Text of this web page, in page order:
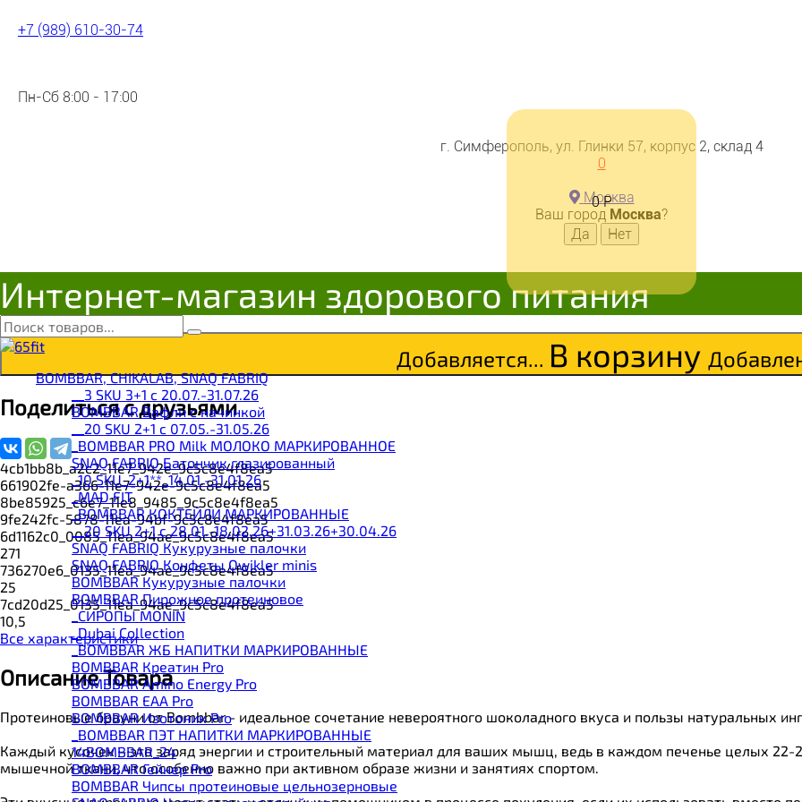
+7 (989) 610-30-74
Пн-Сб 8:00 - 17:00
г. Симферополь, ул. Глинки 57, корпус 2, склад 4
0
0Р
Москва
Ваш город Москва?
Интернет-магазин здорового питания
BOMBBAR, CHIKALAB, SNAQ FABRIQ
__3 SKU 3+1 с 20.07.-31.07.26
BOMBBAR Вафли с начинкой
__20 SKU 2+1 с 07.05.-31.05.26
_BOMBBAR PRO Milk МОЛОКО МАРКИРОВАННОЕ
SNAQ FABRIQ Батончик глазированный
_10 SKU_2+1**_14.01.-31.01.26
_MAD FIT
_BOMBBAR КОКТЕЙЛИ МАРКИРОВАННЫЕ
__20 SKU 2+1 с 28.01.-18.02.26+31.03.26+30.04.26
SNAQ FABRIQ Кукурузные палочки
SNAQ FABRIQ Конфеты Qwikler minis
BOMBBAR Кукурузные палочки
BOMBBAR Пирожное протеиновое
_CИРОПЫ MONIN
_Dubai Collection
_BOMBBAR ЖБ НАПИТКИ МАРКИРОВАННЫЕ
BOMBBAR Креатин Pro
BOMBBAR Amino Energy Pro
BOMBBAR EAA Pro
BOMBBAR Изотоник Pro
_BOMBBAR ПЭТ НАПИТКИ МАРКИРОВАННЫЕ
14BOMBBAR_24
BOMBBAR Гейнер Pro
BOMBBAR Чипсы протеиновые цельнозерновые
АКЦИЯ 2+1**BOMBBAR Печенье глазированное "Брауни с
Цена:
0,01Р
Под заказ
Добавляется... В корзину
Поделиться с друзьями
4cb1bb8b_a2c2_11e7_942e_9c5c8e4f8ea5
661902fe-a366-11e7-942e-9c5c8e4f8ea5
8be85925_c6e7_11e8_9485_9c5c8e4f8ea5
9fe242fc-5878-11ea-94bf-9c5c8e4f8ea5
6d1162c0_0085_11ea_94ae_9c5c8e4f8ea5
271
736270e6_0135_11ea_94ae_9c5c8e4f8ea5
25
7cd20d25_0135_11ea_94ae_9c5c8e4f8ea5
10,5
Все характеристики
Описание Товара
Протеиновые брауни от Bombbar - идеальное сочетание невероятного шоколадного вкуса и пользы натуральных
Каждый кусочек – это заряд энергии и строительный материал для ваших мышц, ведь в каждом печенье целых 22-
мышечной ткани, что особенно важно при активном образе жизни и занятиях спортом.